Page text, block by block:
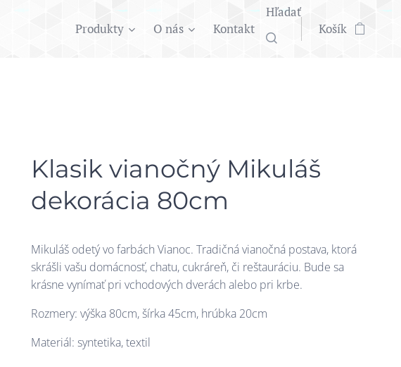
Produkty O nás Kontakt
Hľadať
Košík
Klasik vianočný Mikuláš
dekorácia 80cm
Mikuláš odetý vo farbách Vianoc. Tradičná vianočná postava, ktorá
skrášli vašu domácnosť, chatu, cukráreň, či reštauráciu. Bude sa
krásne vynímať pri vchodových dverách alebo pri krbe.
Rozmery: výška 80cm, šírka 45cm, hrúbka 20cm
Materiál: syntetika, textil